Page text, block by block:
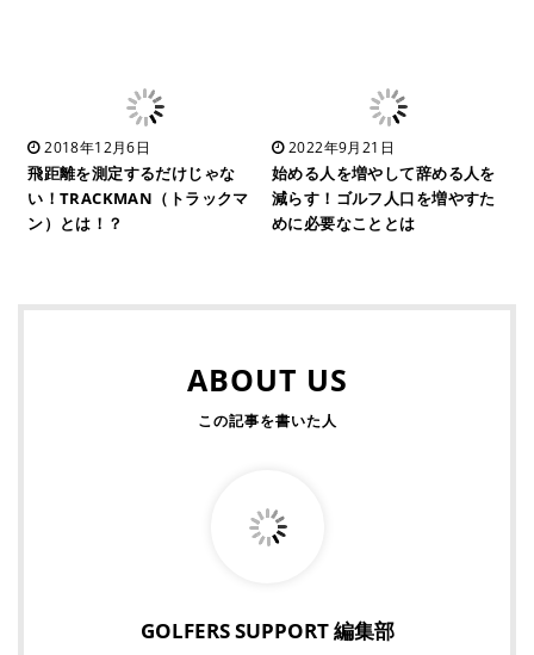
2018年12月6日
飛距離を測定するだけじゃな
い！TRACKMAN（トラックマ
ン）とは！？
2022年9月21日
始める人を増やして辞める人を
減らす！ゴルフ人口を増やすた
めに必要なこととは
ABOUT US
GOLFERS SUPPORT 編集部